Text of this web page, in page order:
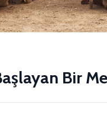
Bir